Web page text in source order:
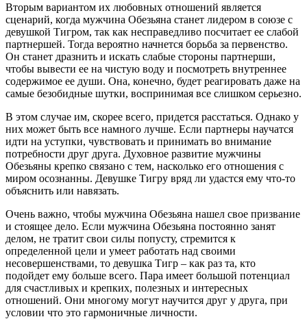
Вторым вариантом их любовных отношений является
сценарий, когда мужчина Обезьяна станет лидером в союзе с
девушкой Тигром, так как несправедливо посчитает ее слабой
партнершей. Тогда вероятно начнется борьба за первенство.
Он станет дразнить и искать слабые стороны партнерши,
чтобы вывести ее на чистую воду и посмотреть внутреннее
содержимое ее души. Она, конечно, будет реагировать даже на
самые безобидные шутки, воспринимая все слишком серьезно.
В этом случае им, скорее всего, придется расстаться. Однако у
них может быть все намного лучше. Если партнеры научатся
идти на уступки, чувствовать и принимать во внимание
потребности друг друга. Духовное развитие мужчины
Обезьяны крепко связано с тем, насколько его отношения с
миром осознанны. Девушке Тигру вряд ли удастся ему что-то
объяснить или навязать.
Очень важно, чтобы мужчина Обезьяна нашел свое призвание
и стоящее дело. Если мужчина Обезьяна постоянно занят
делом, не тратит свои силы попусту, стремится к
определенной цели и умеет работать над своими
несовершенствами, то девушка Тигр – как раз та, кто
подойдет ему больше всего. Пара имеет большой потенциал
для счастливых и крепких, полезных и интересных
отношений. Они многому могут научится друг у друга, при
условии что это гармоничные личности.